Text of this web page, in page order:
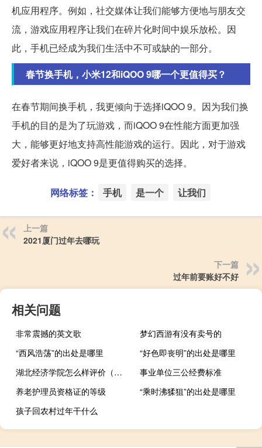
机应用程序。例如，社交媒体让我们能够方便地与朋友交
流，游戏应用程序让我们在碎片化时间中娱乐放松。因
此，手机已经成为我们生活中不可或缺的一部分。
春节换手机，小米12和iQOO 9哪一个更值得买？
在春节期间换手机，我更倾向于选择iQOO 9。因为我们换
手机的目的是为了玩游戏，而iQOO 9在性能方面更加强
大，能够更好地支持高性能游戏的运行。因此，对于游戏
爱好者来说，iQOO 9是更值得购买的选择。
网络标签： 手机 是一个 让我们
上一篇
2021厦门过年去哪玩
下一篇
过年前要账好不好
相关问题
非常震撼的英文歌
梦幻西游有没有卖号的
“西风浩荡”的出处是哪里
“好色即丧明”的出处是哪里
湖北经济学院怎么样评价（湖北经济学院怎么样）
事业单位三公经费标准
养老护理员资格证的等级
“乘时沸猱狙”的出处是哪里
孩子回农村过年干什么